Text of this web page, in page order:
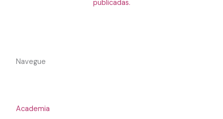
publicadas.
Navegue
Academia